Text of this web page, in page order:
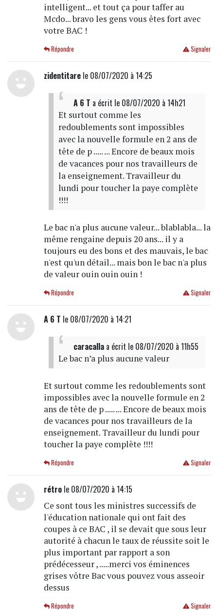
intelligent... et tout ça pour taffer au
Mcdo... bravo les gens vous êtes fort avec
votre BAC !
Signaler
Répondre
zidentitarele 08/07/2020 à 14:25
A 6 T a écrit le 08/07/2020 à 14h21
Et surtout comme les
redoublements sont impossibles
avec la nouvelle formule en 2 ans de
tête de p ..... ... Encore de beaux mois
de vacances pour nos travailleurs de
la enseignement. Travailleur du
lundi pour toucher la paye complète
!!!!
Le bac n'a plus aucune valeur... blablabla... la
même rengaine depuis 20 ans... il y a
toujours eu des bons et des mauvais, le bac
n'est qu'un détail... mais bon le bac n'a plus
de valeur ouin ouin ouin !
Signaler
Répondre
A 6 T le 08/07/2020 à 14:21
caracallaa écrit le 08/07/2020 à 11h55
Le bac n’a plus aucune valeur
Et surtout comme les redoublements sont
impossibles avec la nouvelle formule en 2
ans de tête de p ..... ... Encore de beaux mois
de vacances pour nos travailleurs de la
enseignement. Travailleur du lundi pour
toucher la paye complète !!!!
Signaler
Répondre
rétrole 08/07/2020 à 14:15
Ce sont tous les ministres successifs de
l'éducation nationale qui ont fait des
coupes à ce BAC , il se devait que sous leur
autorité à chacun le taux de réussite soit le
plus important par rapport a son
prédécesseur , .....merci vos éminences
grises vôtre Bac vous pouvez vous asseoir
dessus
Signaler
Répondre